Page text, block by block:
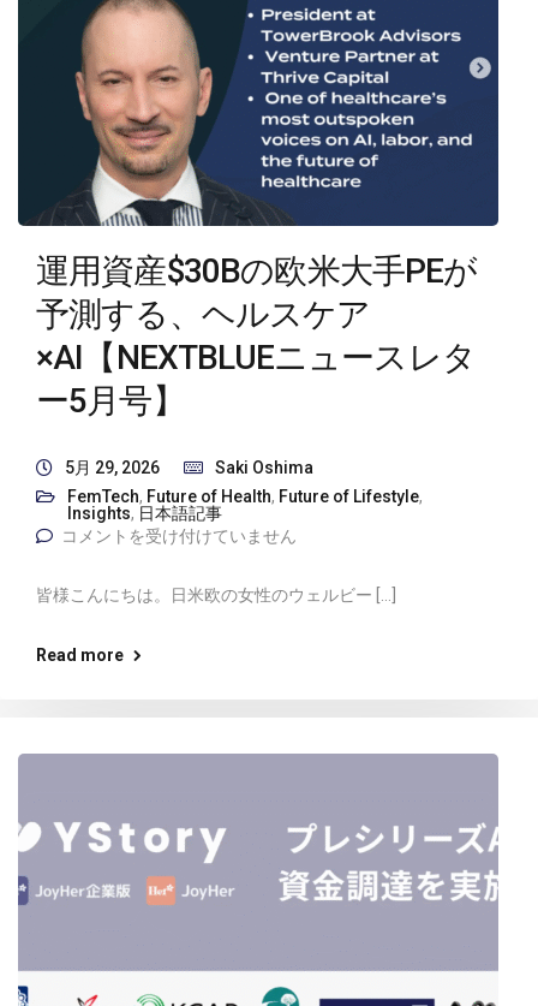
運用資産$30Bの欧米大手PEが
予測する、ヘルスケア
×AI【NEXTBLUEニュースレタ
ー5月号】
5月 29, 2026
Saki Oshima
FemTech, Future of Health, Future of Lifestyle,
Insights, 日本語記事
コメントを受け付けていません
皆様こんにちは。日米欧の女性のウェルビー […]
Read more